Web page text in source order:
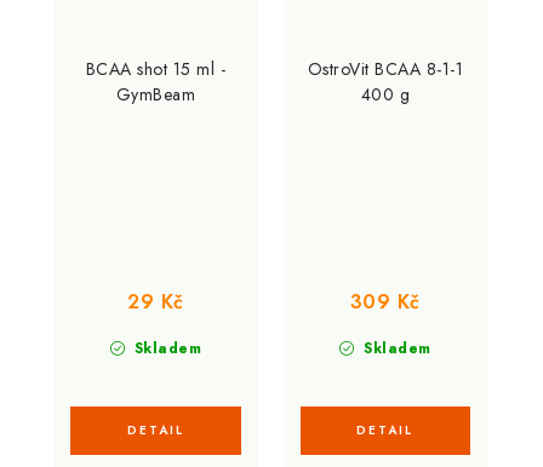
BCAA shot 15 ml -
GymBeam
Skladem
29 Kč
OstroVit BCAA 8-1-1
400 g
Skladem
309 Kč